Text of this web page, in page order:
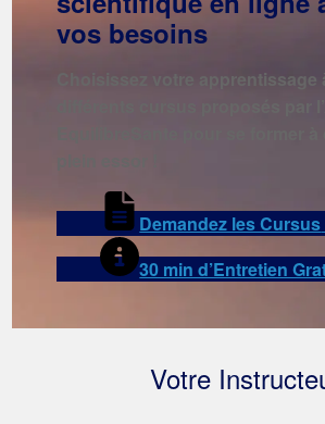
vos besoins
Choisissez votre apprentissage
EquilibreSante pour se former à
Demandez les Cursus
30 min d’Entretien
Votre